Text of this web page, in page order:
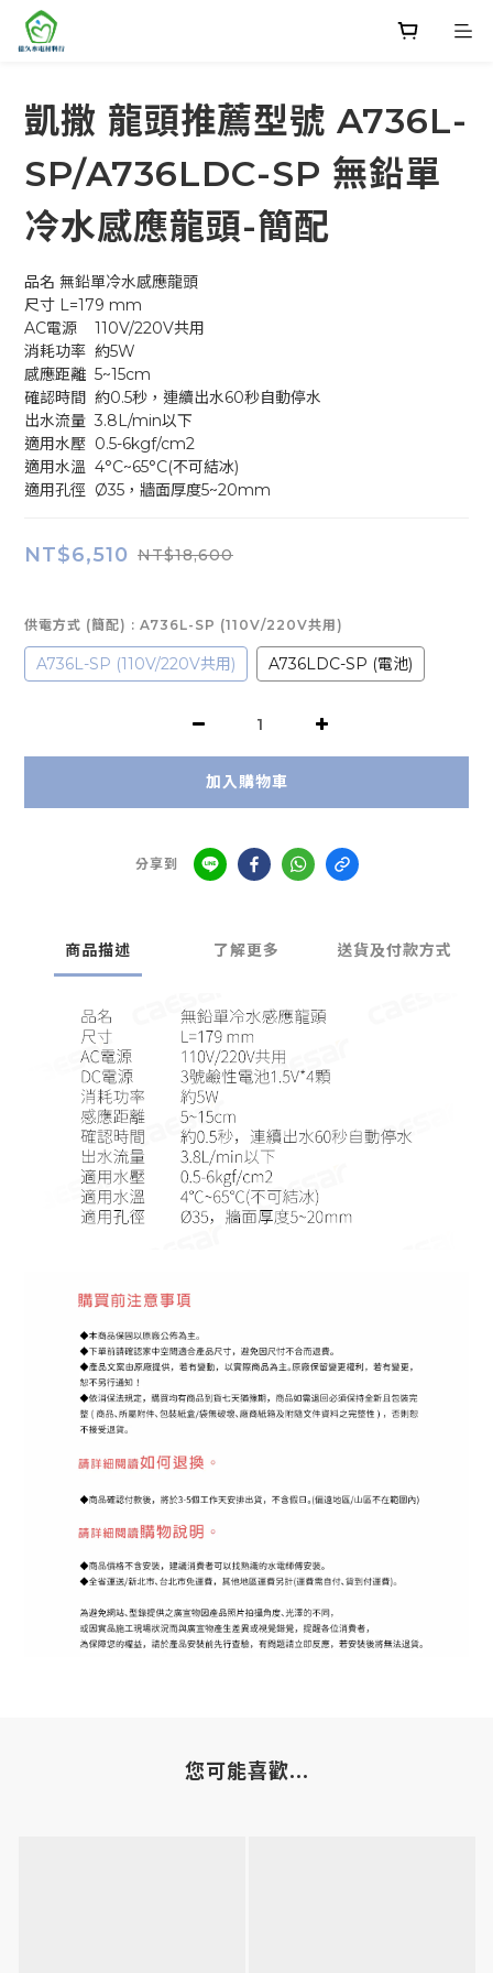
凱撒 龍頭推薦型號 A736L-
SP/A736LDC-SP 無鉛單
冷水感應龍頭-簡配
品名	無鉛單冷水感應龍頭
尺寸	L=179 mm
AC電源	110V/220V共用
消耗功率	約5W
感應距離	5~15cm
確認時間	約0.5秒，連續出水60秒自動停水
出水流量	3.8L/min以下
適用水壓	0.5-6kgf/cm2
適用水溫	4°C~65°C(不可結冰)
適用孔徑	Ø35，牆面厚度5~20mm
NT$6,510 NT$18,600
供電方式 (簡配) : A736L-SP (110V/220V共用)
A736L-SP (110V/220V共用) A736LDC-SP (電池)
加入購物車
分享到
商品描述 了解更多 送貨及付款方式
您可能喜歡...